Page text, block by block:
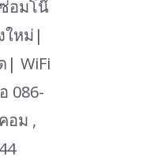
อมโน๊
ใหม่|
| WiFi
086-
อม ,